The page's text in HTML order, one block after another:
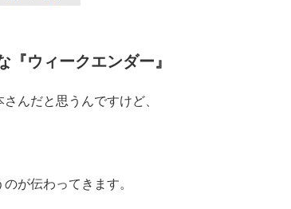
ウィークエンダー』
んだと思うんですけど、
が伝わってきます。